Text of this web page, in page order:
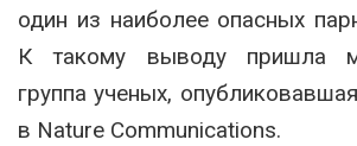
один из наиболее опасных
К такому выводу пришла
группа ученых,
в Nature Communications.